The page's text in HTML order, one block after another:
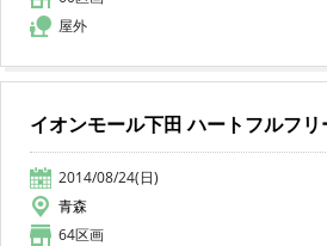
屋外
イオンモール下田 ハートフルフリ
2014/08/24(日)
青森
64区画